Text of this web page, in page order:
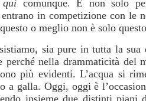
qui comunque. E non solo
in competizione con le
o meglio non è solo
sia pure in tutta la sua
perché nella drammaticità del
più evidenti. L’acqua si
a galla. Oggi, oggi è
insieme due distinti piani